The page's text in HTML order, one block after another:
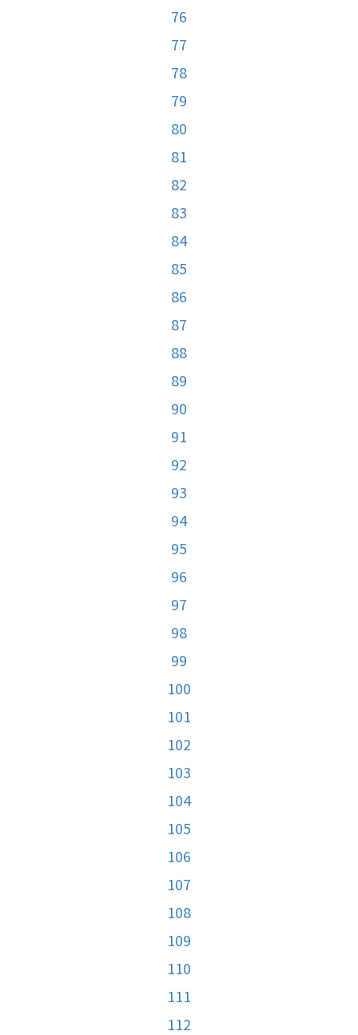
76
77
78
79
80
81
82
83
84
85
86
87
88
89
90
91
92
93
94
95
96
97
98
99
100
101
102
103
104
105
106
107
108
109
110
111
112